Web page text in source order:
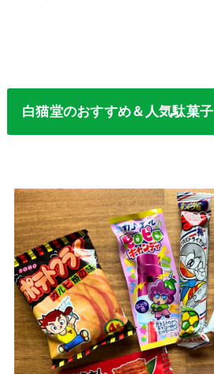
白猫堂のおすすめ＆人気駄菓子